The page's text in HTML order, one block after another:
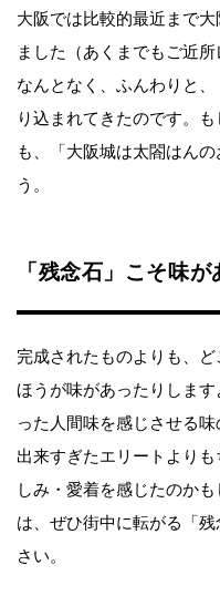
大阪では比較的最近まで
ました（あくまでもご近
なんとなく、ふんわりと
り込まれてきたのです。
も、「大阪城は太閤はん
う。
「残念石」こそ味が
完成されたものよりも、
ほうが味があったりしま
った人間味を感じさせる
出来すぎたエリートより
しみ・愛着を感じたのか
は、ぜひ街中に転がる「
さい。